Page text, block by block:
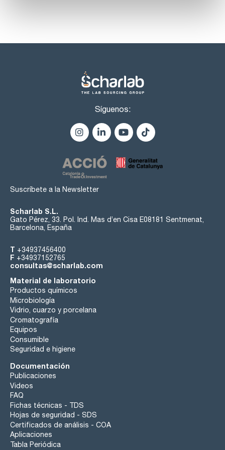
Síguenos:
Suscríbete a la Newsletter
Scharlab S.L.
Gato Pérez, 33. Pol. Ind. Mas d’en Cisa E08181 Sentmenat,
Barcelona, España
T +34937456400
F +34937152765
consultas@scharlab.com
Material de laboratorio
Productos químicos
Microbiología
Vidrio, cuarzo y porcelana
Cromatografía
Equipos
Consumible
Seguridad e higiene
Documentación
Publicaciones
Videos
FAQ
Fichas técnicas - TDS
Hojas de seguridad - SDS
Certificados de análisis - COA
Aplicaciones
Tabla Periódica